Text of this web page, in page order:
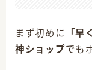
まず初めに 「早
神ショップでも